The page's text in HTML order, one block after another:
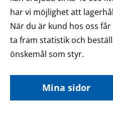
har vi möjlighet att
När du är kund hos oss
ta fram statistik och
önskemål som styr.
Mina sidor